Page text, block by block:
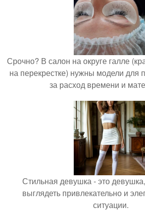
Срочно? В салон на округе галле
на перекрестке) нужны модели для
за расход времени и
Стильная девушка - это
выглядеть привлекательно и
ситуации.